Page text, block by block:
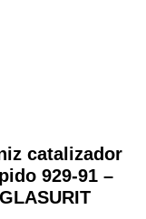
catalizador
929-91 –
GLASURIT